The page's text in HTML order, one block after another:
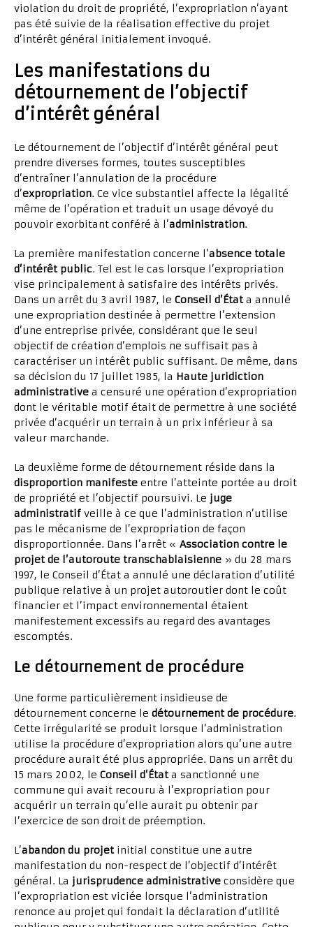
violation du droit de propriété, l’expropriation n’ayant
pas été suivie de la réalisation effective du projet
d’intérêt général initialement invoqué.
Les manifestations du
détournement de l’objectif
d’intérêt général
Le détournement de l’objectif d’intérêt général peut
prendre diverses formes, toutes susceptibles
d’entraîner l’annulation de la procédure
d’expropriation. Ce vice substantiel affecte la légalité
même de l’opération et traduit un usage dévoyé du
pouvoir exorbitant conféré à l’administration.
La première manifestation concerne l’absence totale
d’intérêt public. Tel est le cas lorsque l’expropriation
vise principalement à satisfaire des intérêts privés.
Dans un arrêt du 3 avril 1987, le Conseil d’Étata annulé
une expropriation destinée à permettre l’extension
d’une entreprise privée, considérant que le seul
objectif de création d’emplois ne suffisait pas à
caractériser un intérêt public suffisant. De même, dans
sa décision du 17 juillet 1985, la Haute juridiction
administrative a censuré une opération d’expropriation
dont le véritable motif était de permettre à une société
privée d’acquérir un terrain à un prix inférieur à sa
valeur marchande.
La deuxième forme de détournement réside dans la
disproportion manifeste entre l’atteinte portée au droit
de propriété et l’objectif poursuivi. Le juge
administratif veille à ce que l’administration n’utilise
pas le mécanisme de l’expropriation de façon
disproportionnée. Dans l’arrêt « Association contre le
projet de l’autoroute transchablaisienne » du 28 mars
1997, le Conseil d’État a annulé une déclaration d’utilité
publique relative à un projet autoroutier dont le coût
financier et l’impact environnemental étaient
manifestement excessifs au regard des avantages
escomptés.
Le détournement de procédure
Une forme particulièrement insidieuse de
détournement concerne le détournement de procédure.
Cette irrégularité se produit lorsque l’administration
utilise la procédure d’expropriation alors qu’une autre
procédure aurait été plus appropriée. Dans un arrêt du
15 mars 2002, le Conseil d’Étata sanctionné une
commune qui avait recouru à l’expropriation pour
acquérir un terrain qu’elle aurait pu obtenir par
l’exercice de son droit de préemption.
L’abandon du projetinitial constitue une autre
manifestation du non-respect de l’objectif d’intérêt
général. La jurisprudence administrative considère que
l’expropriation est viciée lorsque l’administration
renonce au projet qui fondait la déclaration d’utilité